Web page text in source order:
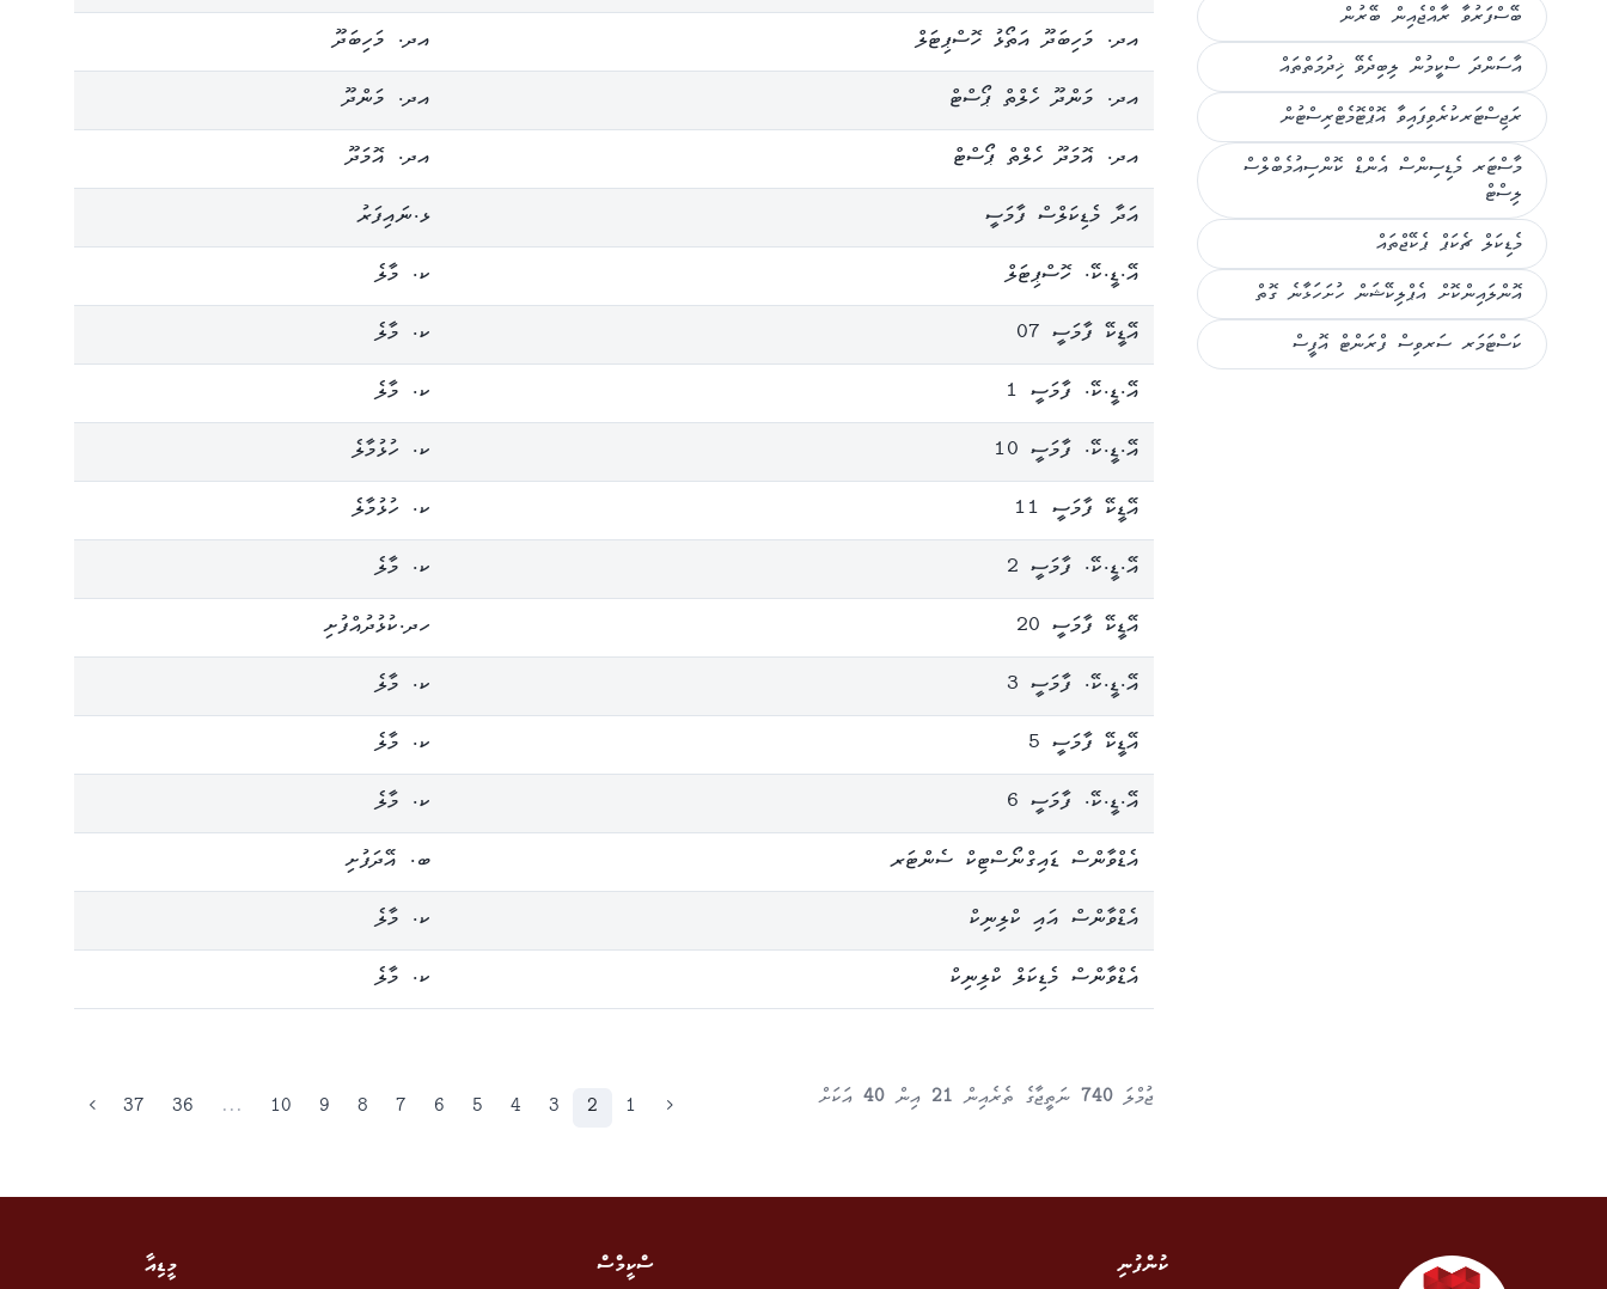
ބޭސްފަރުވާ ރާއްޖެއިން ބޭރުން
އާސަންދަ ސްކީމުން ލިބިދެވޭ ޚިދުމަތްތައް
ރަޖިސްޓަރކުރެވިފައިވާ އޮޕްޓޮމެޓްރިސްޓުން
މާސްޓަރ މެޑިސިންސް އެންޑް ކޮންސިއުމެބްލްސް
ލިސްޓް
މެޑިކަލް ޗެކަޕް ޕެކޭޖްތައް
އޮންލައިންކޮށް އެޕްލިކޭޝަން ހުށަހަޅާނެ ގޮތް
ކަސްޓަމަރ ސަރވިސް ފްރަންޓް އޮފީސް
އދ. މަހިބަދޫ އަތޯޅު ހޮސްޕިޓަލް
އދ. މަހިބަދޫ
އދ. މަންދޫ ހެލްތް ޕޯސްޓް
އދ. މަންދޫ
އދ. އޮމަދޫ ހެލްތް ޕޯސްޓް
އދ. އޮމަދޫ
އަދާ މެޑިކަލްސް ފާމަސީ
ޅ.ނައިފަރު
އޭ.ޑީ.ކޭ. ހޮސްޕިޓަލް
ކ. މާލެ
އޭޑީކޭ ފާމަސީ 07
ކ. މާލެ
އޭ.ޑީ.ކޭ. ފާމަސީ 1
ކ. މާލެ
އޭ.ޑީ.ކޭ. ފާމަސީ 10
ކ. ހުޅުމާލެ
އޭޑީކޭ ފާމަސީ 11
ކ. ހުޅުމާލެ
އޭ.ޑީ.ކޭ. ފާމަސީ 2
ކ. މާލެ
އޭޑީކޭ ފާމަސީ 20
ހދ.ކުޅުދުއްފުށި
އޭ.ޑީ.ކޭ. ފާމަސީ 3
ކ. މާލެ
އޭޑީކޭ ފާމަސީ 5
ކ. މާލެ
އޭ.ޑީ.ކޭ. ފާމަސީ 6
ކ. މާލެ
އެޑްވާންސް ޑައިގްނޯސްޓިކް ސެންޓަރ
ބ. އޭދަފުށި
އެޑްވާންސް އައި ކްލިނިކް
ކ. މާލެ
އެޑްވާންސް މެޑިކަލް ކްލިނިކް
ކ. މާލެ
ޖުމްލަ 740ނަތީޖާގެ ތެރެއިން 21 އިން 40އަކަށް ‹
1
2
3
4
5
6
7
8
9
10
...
36
37
›
ކުންފުނި ސްކީމްސް މީޑިއާ